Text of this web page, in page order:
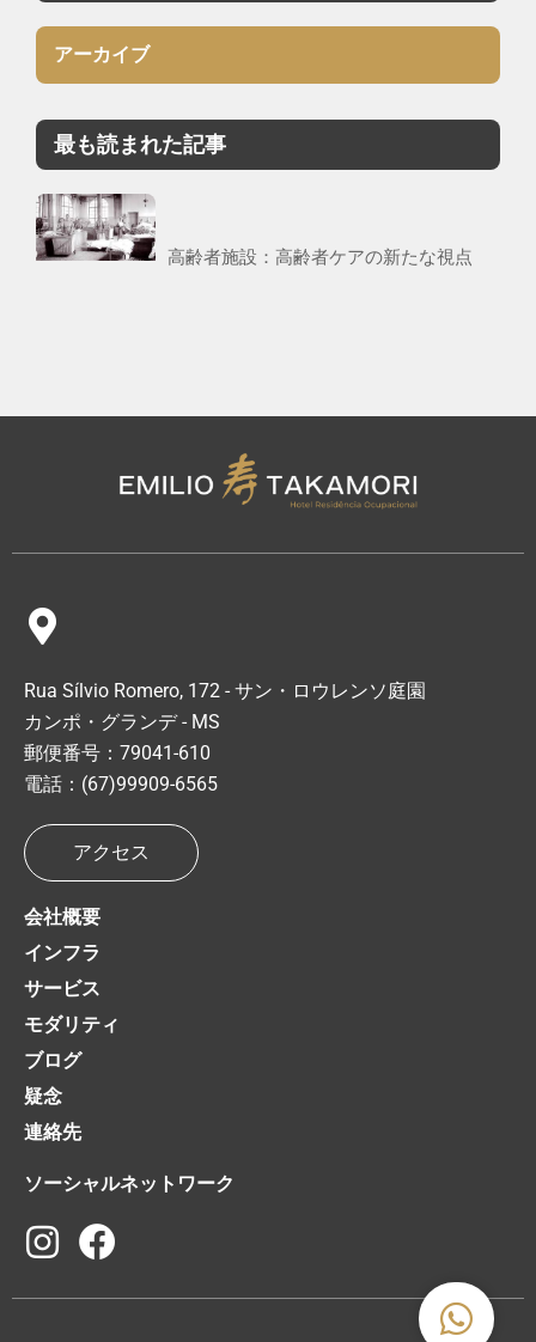
アーカイブ
最も読まれた記事
高齢者施設：高齢者ケアの新たな視点
Rua Sílvio Romero, 172 - サン・ロウレンソ庭園
カンポ・グランデ - MS
郵便番号：79041-610
電話：(67)99909-6565
アクセス
会社概要
インフラ
サービス
モダリティ
ブログ
疑念
連絡先
ソーシャルネットワーク